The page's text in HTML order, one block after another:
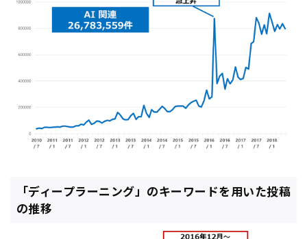
「ディープラーニング」のキーワードを用いた投稿
の推移